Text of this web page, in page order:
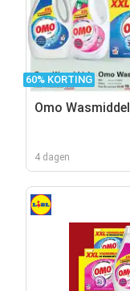
60% KORTING
Omo Wasmiddel
4 dagen